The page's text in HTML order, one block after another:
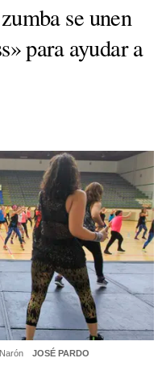
se unen
para ayudar a
JOSÉ PARDO